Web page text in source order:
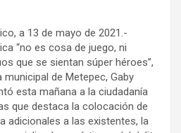
a 13 de mayo de 2021.-
“no es cosa de juego, ni
que se sientan súper héroes”,
de Metepec, Gaby
esta mañana a la ciudadanía
que destaca la colocación de
adicionales a las existentes, la